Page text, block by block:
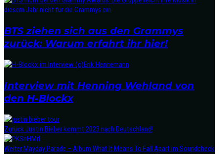
BTS ziehen sich aus den Grammys
zurück: Warum erfahrt ihr hier!
Interview mit Henning Wehland von
den H-Blockx
ZurückJustin Bieber kommt 2023 nach Deutschland!
Weiter Mayday Parade – Album What It Means To Fall Apart im Soundcheck